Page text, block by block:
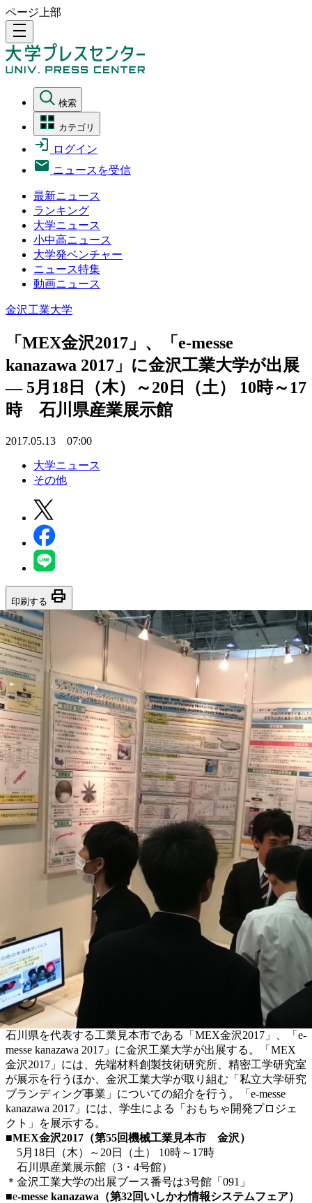
ページ上部
density_medium
検索
カテゴリ
ログイン
ニュースを受信
最新ニュース
ランキング
大学ニュース
小中高ニュース
大学発ベンチャー
ニュース特集
動画ニュース
金沢工業大学
「MEX金沢2017」、「e-messe
kanazawa 2017」に金沢工業大学が出展
— 5月18日（木）～20日（土） 10時～17
時 石川県産業展示館
2017.05.13 07:00
大学ニュース
その他
印刷する print
石川県を代表する工業見本市である「MEX金沢2017」、「e-
messe kanazawa 2017」に金沢工業大学が出展する。「MEX
金沢2017」には、先端材料創製技術研究所、精密工学研究室
が展示を行うほか、金沢工業大学が取り組む「私立大学研究
ブランディング事業」についての紹介を行う。「e-messe
kanazawa 2017」には、学生による「おもちゃ開発プロジェ
クト」を展示する。
■MEX金沢2017（第55回機械工業見本市 金沢）
5月18日（木）～20日（土） 10時～17時
石川県産業展示館（3・4号館）
＊金沢工業大学の出展ブース番号は3号館「091」
■e-messe kanazawa（第32回いしかわ情報システムフェア）